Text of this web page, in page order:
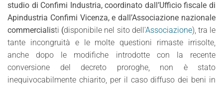
studio di Confimi Industria, coordinato dall’Ufficio fiscale di
Apindustria Confimi Vicenza, e dall’Associazione nazionale
commercialisti (disponibile nel sito dell'Associazione), tra le
tante incongruità e le molte questioni rimaste irrisolte,
anche dopo le modifiche introdotte con la recente
conversione del decreto proroghe, non è stato
inequivocabilmente chiarito, per il caso diffuso dei beni in